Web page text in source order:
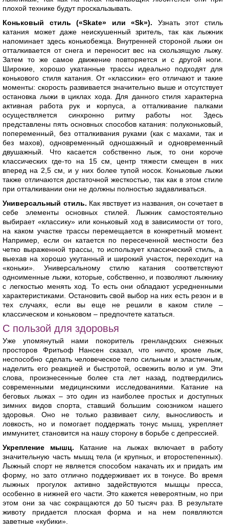
плохой технике будут проскальзывать.
Коньковый стиль («Skate» или «Sk»). Узнать этот стиль
катания может даже неискушенный зритель, так как лыжник
напоминает здесь конькобежца. Внутренней стороной лыжи он
отталкивается от снега и переносит вес на скользящую лыжу.
Затем то же самое движение повторяется и с другой ноги.
Широкие, хорошо укатанные трассы идеально подходят для
конькового стиля катания. От «классики» его отличают и такие
моменты: скорость развивается значительно выше и отсутствует
остановка лыжи в циклах хода. Для данного стиля характерна
активная работа рук и корпуса, а отталкивание палками
осуществляется синхронно ритму работы ног. Здесь
представлены пять основных способов катания: полуконьковый,
попеременный, без отталкивания руками (как с махами, так и
без махов), одновременный одношажный и одновременный
двушажный. Что касается собственно лыж, то они короче
классических где-то на 15 см, центр тяжести смещен в них
вперед на 2,5 см, и у них более тупой носок. Коньковые лыжи
также отличаются достаточной жесткостью, так как в этом стиле
при отталкивании они не должны полностью задавливаться.
Универсальный стиль. Как явствует из названия, он сочетает в
себе элементы основных стилей. Лыжник самостоятельно
выбирает «классику» или коньковый ход в зависимости от того,
на каком участке трассы перемещается в конкретный момент.
Например, если он катается по пересеченной местности без
четко выраженной трассы, то использует классический стиль, а
выехав на хорошо укутанный и широкий участок, переходит на
«коньки». Универсальному стилю катания соответствуют
одноименные лыжи, которые, собственно, и позволяют лыжнику
с легкостью менять ход. То есть они обладают усредненными
характеристиками. Остановить свой выбор на них есть резон и в
тех случаях, если вы еще не решили в каком стиле –
классическом и коньковом – предпочтете кататься.
С пользой для здоровья
Уже упомянутый нами покоритель гренландских снежных
просторов Фритьоф Нансен сказал, что ничто, кроме лыж,
неспособно сделать человеческое тело сильным и эластичным,
наделить его реакцией и быстротой, освежить волю и ум. Эти
слова, произнесенные более ста лет назад, подтвердились
современными медицинскими исследованиями. Катание на
беговых лыжах – это один из наиболее простых и доступных
зимних видов спорта, ставший большим союзником нашего
здоровья. Оно не только развивает силу, выносливость и
ловкость, но и помогает поддержать тонус мышц, укрепляет
иммунитет, становится на нашу сторону в борьбе с депрессией.
Укрепление мышц. Катание на лыжах включает в работу
значительную часть мышц тела (и крупных, и второстепенных).
Лыжный спорт не является способом накачать их и придать им
форму, но зато отлично поддерживает их в тонусе. Во время
лыжных прогулок активно задействуются мышцы пресса,
особенно в нижней его части. Это кажется невероятным, но при
этом они за час сокращаются до 50 тысяч раз. В результате
животу придается плоская форма и на нем появляются
заветные «кубики».